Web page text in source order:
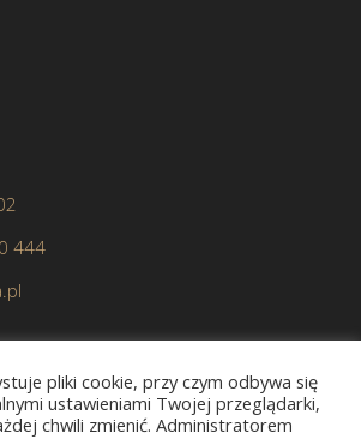
444
pliki cookie, przy czym odbywa się
ustawieniami Twojej przeglądarki,
chwili zmienić. Administratorem